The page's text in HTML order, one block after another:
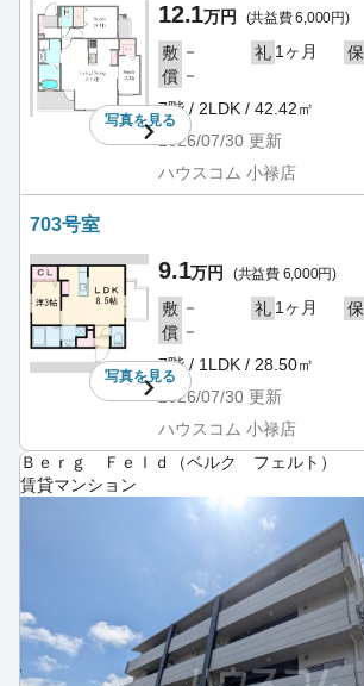
写真を見る
12.1万円 (共益費 6,000円)
敷 － 礼 1ヶ月 保
償 －
7階 / 2LDK / 42.42㎡
2026/07/30 更新
ハウスコム 小禄店
703号室
写真を見る
9.1万円 (共益費 6,000円)
敷 － 礼 1ヶ月 保
償 －
7階 / 1LDK / 28.50㎡
2026/07/30 更新
ハウスコム 小禄店
Ｂｅｒｇ Ｆｅｌｄ（ベルク フェルト）
賃貸マンション